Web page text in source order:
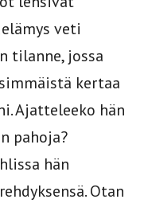
veti
tilanne, jossa
kertaa
Ajatteleeko hän
pahoja?
hän
Otan